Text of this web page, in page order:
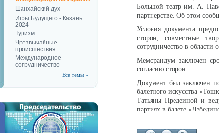
Шанхайский дух
Игры Будущего - Казань
2024
Туризм
Чрезвычайные
происшествия
Международное
сотрудничество
Все темы »
Большой театр им. А.
партнерстве. Об этом
Условия документа
сторон, совместные
сотрудничество в области
Меморандум заключен
согласию сторон.
Документ был заключен
балетного искусства
Татьяны Предеиной и
партиях в балете